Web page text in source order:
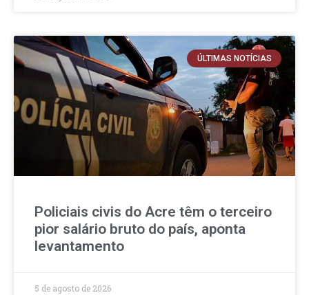
ÚLTIMAS NOTÍCIAS
Policiais civis do Acre têm o terceiro
pior salário bruto do país, aponta
levantamento
5 de agosto de 2026